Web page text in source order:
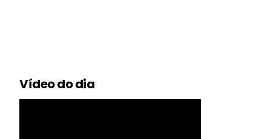
Vídeo do dia